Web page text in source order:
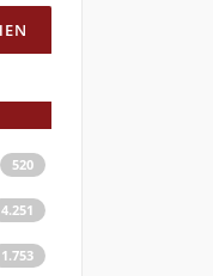
520
4.251
1.753